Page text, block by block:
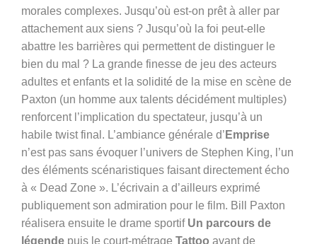
morales complexes. Jusqu’où est-on prêt à aller par
attachement aux siens ? Jusqu’où la foi peut-elle
abattre les barrières qui permettent de distinguer le
bien du mal ? La grande finesse de jeu des acteurs
adultes et enfants et la solidité de la mise en scène de
Paxton (un homme aux talents décidément multiples)
renforcent l’implication du spectateur, jusqu’à un
habile twist final. L’ambiance générale d’ Emprise
n’est pas sans évoquer l’univers de Stephen King, l’un
des éléments scénaristiques faisant directement écho
à « Dead Zone ». L’écrivain a d’ailleurs exprimé
publiquement son admiration pour le film. Bill Paxton
réalisera ensuite le drame sportif Un parcours de
légende puis le court-métrage Tattoo avant de